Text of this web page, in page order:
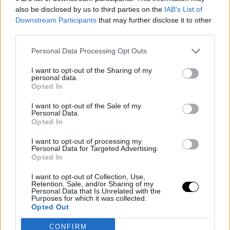
also be disclosed by us to third parties on the IAB’s List of
Downstream Participants that may further disclose it to other
Personal Data Processing Opt Outs
I want to opt-out of the Sharing of my
personal data.
Opted In
I want to opt-out of the Sale of my
Personal Data.
Opted In
I want to opt-out of processing my
Personal Data for Targeted Advertising.
Opted In
I want to opt-out of Collection, Use,
Retention, Sale, and/or Sharing of my
Personal Data that Is Unrelated with the
Purposes for which it was collected.
Opted Out
CONFIRM
«Οινέοι άνθρωποι είναι πιο έξυπνοικαι έχουν περισσότερη
αυτοπεποίθηση από εμάς», πιστεύει. «Ούτως ή άλλως, πλέον,
χάρη στην τεχνολογία μπορείς να έχεις εξίσου όμορφες
ο οίκος είναι τόσο γνωστός και τόσο "στα πράγματα" πουαυτό
οφείλουμε να χρησιμοποιήσουμε με θετικό τρόπο»,
πρόσθεσε ο Βizzari.